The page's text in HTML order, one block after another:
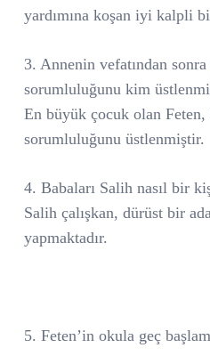
yardımına koşan iyi kalpli
3. Annenin vefatından sonra
sorumluluğunu kim
En büyük çocuk olan
sorumluluğunu üstlenmiştir.
4. Babaları Salih nasıl bir
Salih çalışkan, dürüst bir
yapmaktadır.
5. Feten’in okula geç